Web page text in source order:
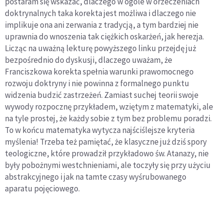
doktrynalnych taka korekta jest możliwa i dlaczego nie
implikuje ona ani zerwania z tradycją, a tym bardziej nie
uprawnia do wnoszenia tak ciężkich oskarżeń, jak herezja.
Licząc na uważną lekturę powyższego linku przejdę już
bezpośrednio do dyskusji, dlaczego uważam, że
Franciszkowa korekta spełnia warunki prawomocnego
rozwoju doktryny i nie powinna z formalnego punktu
widzenia budzić zastrzeżeń. Zamiast suchej teorii swoje
wywody rozpocznę przykładem, wziętym z matematyki, ale
na tyle prostej, że każdy sobie z tym bez problemu poradzi.
To w końcu matematyka wytycza najściślejsze kryteria
myślenia! Trzeba też pamiętać, że klasyczne już dziś spory
teologiczne, które prowadził przykładowo św. Atanazy, nie
były pobożnymi westchnieniami, ale toczyły się przy użyciu
abstrakcyjnego i jak na tamte czasy wyśrubowanego
aparatu pojęciowego.